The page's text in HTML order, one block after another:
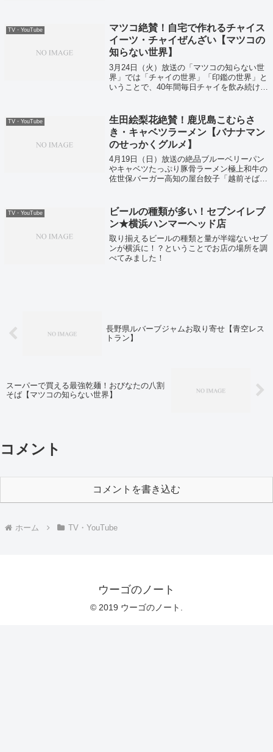
TV・YouTube
マツコ絶賛！自宅で作れるチャイス
イーツ・チャイぜんざい【マツコの
知らない世界】
3月24日（火）放送の「マツコの知らない世
界」では「チャイの世界」「印鑑の世界」と
いうことで、40年間毎日チャイを飲み続ける
TV・YouTube
生田絵梨花絶賛！鹿児島こむらさ
き・キャベツラーメン【バナナマン
のせっかくグルメ】
4月19日（日）放送の絶品ブルーベリーパン
やキャベツたっぷり豚骨ラーメン極上和牛の
佐世保バーガー高知の屋台餃子「越前そば」
いました！
TV・YouTube
ビールの種類が多い！セブンイレブ
ン★横浜ハンマーヘッド店
取り揃えるビールの種類と量が半端ないセブ
ンが横浜に！？ということでお店の場所を調
べてみました！
長野県ルバーブジャムお取り寄せ【青空レス
トラン】
スーパーで買える最強乾麺！おびなたの八割
そば【マツコの知らない世界】
コメント
コメントを書き込む
ホーム TV・YouTube
ウーゴのノート
© 2019 ウーゴのノート.